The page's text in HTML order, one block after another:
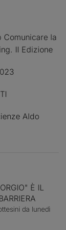
Comunicare la
II Edizione
Aldo
È IL
da lunedì